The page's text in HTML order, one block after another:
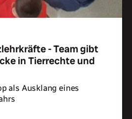
- Team gibt
in Tierrechte und
als Ausklang eines